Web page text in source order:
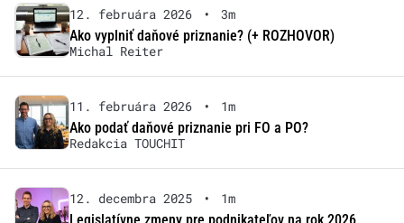
12. februára 2026 •
3m
Ako vyplniť daňové priznanie? (+ ROZHOVOR)
Michal Reiter
11. februára 2026 •
1m
Ako podať daňové priznanie pri FO a PO?
Redakcia TOUCHIT
12. decembra 2025 •
1m